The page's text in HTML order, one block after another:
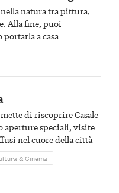
natura tra pittura,
Alla fine, puoi
portarla a casa
di riscoprire Casale
aperture speciali, visite
nel cuore della città
& Cinema